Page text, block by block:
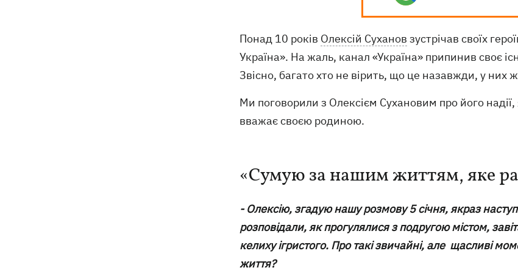
Понад 10 років Олексій Суханов зустрічав своїх
Україна». На жаль, канал «Україна» припинив своє
Звісно, багато хто не вірить, що це назавжди, у
Ми поговорили з Олексієм Сухановим про його
вважає своєю родиною.
«Сумую за нашим життям, яке
- Олексію, згадую нашу розмову 5 січня, якраз
розповідали, як прогулялися з подругою містом,
келиху ігристого. Про такі звичайні, але щасливі
життя?